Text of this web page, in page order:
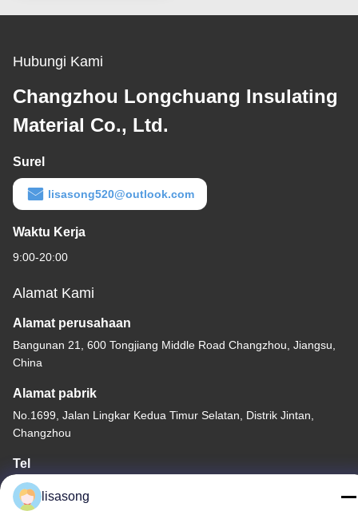
Hubungi Kami
Changzhou Longchuang Insulating
Material Co., Ltd.
Surel
lisasong520@outlook.com
Waktu Kerja
9:00-20:00
Alamat Kami
Alamat perusahaan
Bangunan 21, 600 Tongjiang Middle Road Changzhou, Jiangsu,
China
Alamat pabrik
No.1699, Jalan Lingkar Kedua Timur Selatan, Distrik Jintan,
Changzhou
Tel
86--18112317931
lisasong